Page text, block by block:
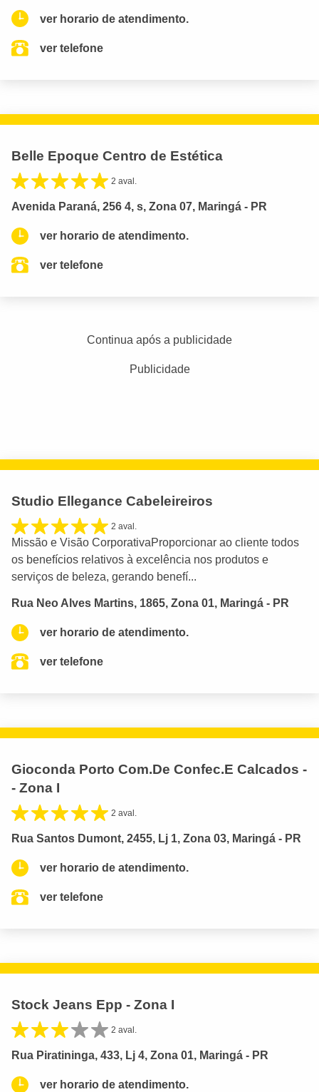
ver horario de atendimento.
ver telefone
Belle Epoque Centro de Estética
2 aval.
Avenida Paraná, 256 4, s, Zona 07, Maringá - PR
ver horario de atendimento.
ver telefone
Continua após a publicidade
Publicidade
Studio Ellegance Cabeleireiros
2 aval.
Missão e Visão CorporativaProporcionar ao cliente todos
os benefícios relativos à excelência nos produtos e
serviços de beleza, gerando benefí...
Rua Neo Alves Martins, 1865, Zona 01, Maringá - PR
ver horario de atendimento.
ver telefone
Gioconda Porto Com.De Confec.E Calcados -
- Zona I
2 aval.
Rua Santos Dumont, 2455, Lj 1, Zona 03, Maringá - PR
ver horario de atendimento.
ver telefone
Stock Jeans Epp - Zona I
2 aval.
Rua Piratininga, 433, Lj 4, Zona 01, Maringá - PR
ver horario de atendimento.